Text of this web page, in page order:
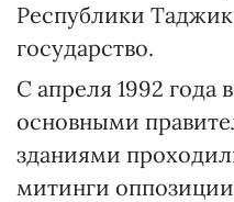
Республики
государство.
С апреля 1992 года
основными
зданиями
митинги